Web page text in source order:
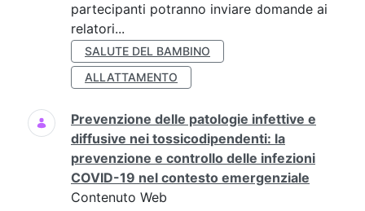
partecipanti potranno inviare domande ai
relatori...
SALUTE DEL BAMBINO
ALLATTAMENTO
Prevenzione delle patologie infettive e
diffusive nei tossicodipendenti: la
prevenzione e controllo delle infezioni
COVID-19 nel contesto emergenziale
Contenuto Web